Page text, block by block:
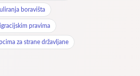
boravišta
pravima
za strane državljane